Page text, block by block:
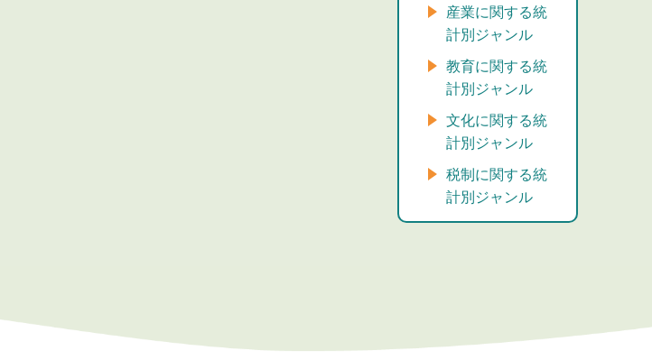
産業に関する統
計別ジャンル
教育に関する統
計別ジャンル
文化に関する統
計別ジャンル
税制に関する統
計別ジャンル